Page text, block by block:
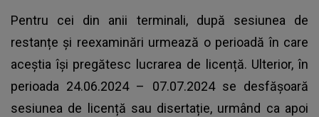
Pentru cei din anii terminali, după sesiunea de
restanțe și reexaminări urmează o perioadă în care
aceștia își pregătesc lucrarea de licență. Ulterior, în
perioada 24.06.2024 – 07.07.2024 se desfășoară
sesiunea de licență sau disertație, urmând ca apoi